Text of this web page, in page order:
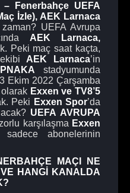
Fenerbahçe UEFA
İzle), AEK Larnaca
UEFA Avrupa
AEK Larnaca,
Peki maç saat kaçta,
AEK Larnaca’in
stadyumunda
Ekim 2022 Çarşamba
olarak Exxen veTV8’5
Peki Exxen Spor’da
UEFA AVRUPA
karşılaşma Exxen
abonelerinin
MAÇI NE
HANGİ KANALDA